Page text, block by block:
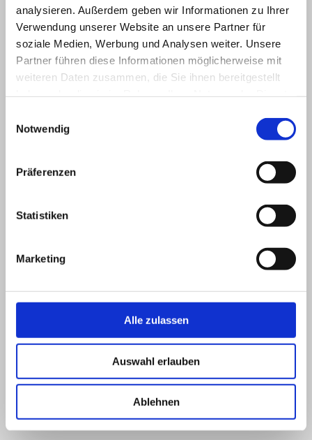
analysieren. Außerdem geben wir Informationen zu Ihrer
Verwendung unserer Website an unsere Partner für
soziale Medien, Werbung und Analysen weiter. Unsere
Partner führen diese Informationen möglicherweise mit
weiteren Daten zusammen, die Sie ihnen bereitgestellt
Notwendig
Präferenzen
Statistiken
Marketing
Alle zulassen
Auswahl erlauben
Ablehnen